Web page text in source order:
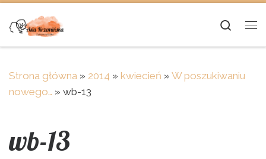
Skip to content
Strona główna » 2014 » kwiecień » W poszukiwaniu
nowego… » wb-13
wb-13